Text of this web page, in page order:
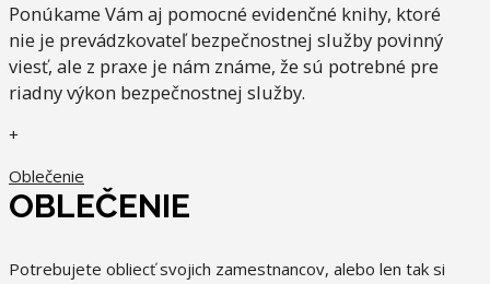
Ponúkame Vám aj pomocné evidenčné knihy, ktoré
nie je prevádzkovateľ bezpečnostnej služby povinný
viesť, ale z praxe je nám známe, že sú potrebné pre
riadny výkon bezpečnostnej služby.
+
Oblečenie
OBLEČENIE
Potrebujete obliecť svojich zamestnancov, alebo len tak si